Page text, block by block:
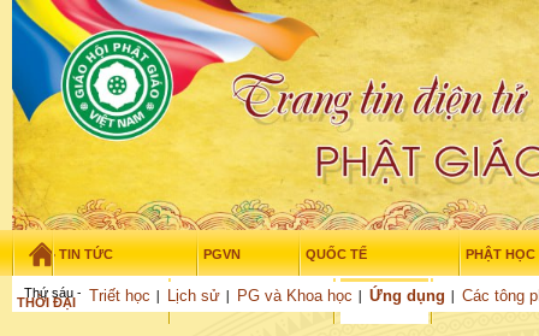
TIN TỨC PGVN QUỐC TẾ PHẬT HỌC
THỜI ĐẠI TUỔI TRẺ NGHIÊN CỨU
Triết học Lịch sử PG và Khoa học Ứng dụng Các tông
VĂN HỌC
Thứ sáu - 7/08/2026 – 16: 17: 00